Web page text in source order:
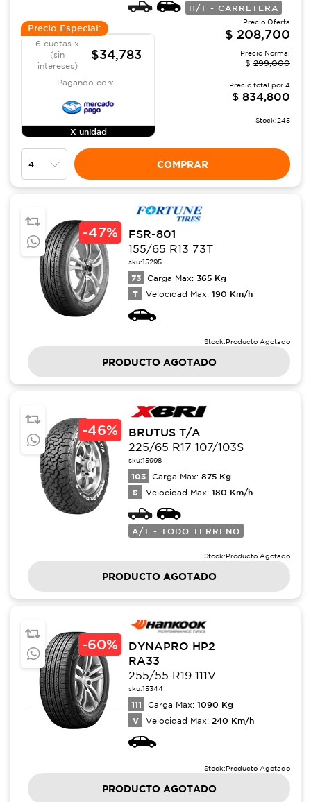
H/T - CARRETERA
Precio Especial:
6 cuotas x
(sin
intereses)
$34,783
Pagando con:
X unidad
Precio Oferta
$ 208,700
Precio Normal
$ 299,000
Precio total por 4
$ 834,800
Stock:245
COMPRAR
-47%
FSR-801
155/65 R13 73T
sku:15295
73 Carga Max: 365 Kg
T Velocidad Max: 190 Km/h
Stock:Producto Agotado
PRODUCTO AGOTADO
-46%
BRUTUS T/A
225/65 R17 107/103S
sku:15998
103 Carga Max: 875 Kg
S Velocidad Max: 180 Km/h
A/T - TODO TERRENO
Stock:Producto Agotado
PRODUCTO AGOTADO
-60%
DYNAPRO HP2
RA33
255/55 R19 111V
sku:15344
111 Carga Max: 1090 Kg
V Velocidad Max: 240 Km/h
Stock:Producto Agotado
PRODUCTO AGOTADO